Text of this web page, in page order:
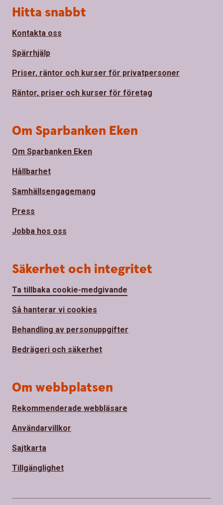
Sidfot
Hitta snabbt
Kontakta oss
Spärrhjälp
Priser, räntor och kurser för privatpersoner
Räntor, priser och kurser för företag
Om Sparbanken Eken
Om Sparbanken Eken
Hållbarhet
Samhällsengagemang
Press
Jobba hos oss
Säkerhet och integritet
Ta tillbaka cookie-medgivande
Så hanterar vi cookies
Behandling av personuppgifter
Bedrägeri och säkerhet
Om webbplatsen
Rekommenderade webbläsare
Användarvillkor
Sajtkarta
Tillgänglighet